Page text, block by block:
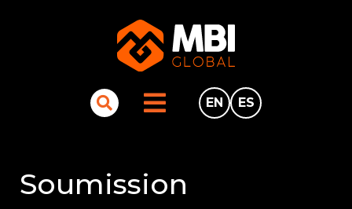
EN ES
Soumission